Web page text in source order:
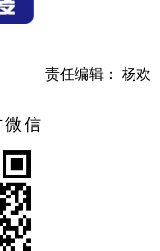
委员叶祖强表示。
责任编辑： 杨欢
信